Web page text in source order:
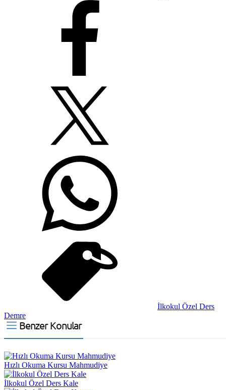
İlkokul Özel Ders
Demre
Benzer Konular
Hızlı Okuma Kursu Mahmudiye
İlkokul Özel Ders Kale